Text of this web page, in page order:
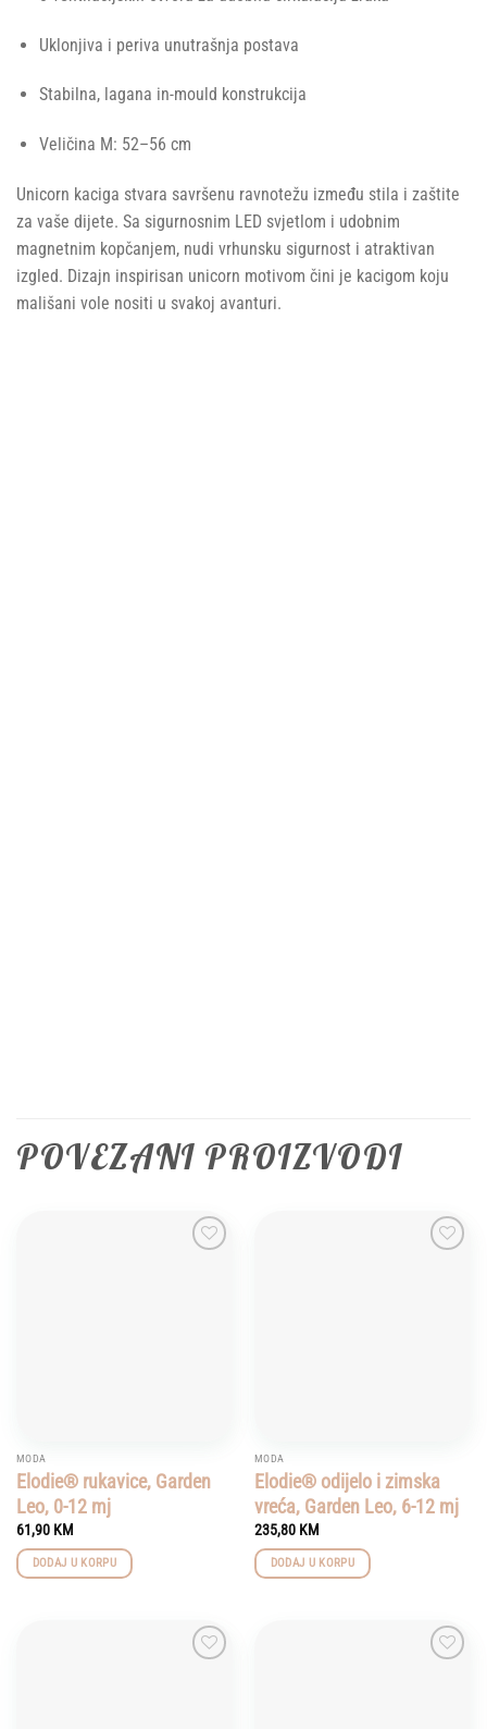
Uklonjiva i periva unutrašnja postava
Stabilna, lagana in-mould konstrukcija
Veličina M: 52–56 cm
Unicorn kaciga stvara savršenu ravnotežu između stila i zaštite
za vaše dijete. Sa sigurnosnim LED svjetlom i udobnim
magnetnim kopčanjem, nudi vrhunsku sigurnost i atraktivan
izgled. Dizajn inspirisan unicorn motivom čini je kacigom koju
mališani vole nositi u svakoj avanturi.
POVEZANI PROIZVODI
MODA
Elodie® rukavice, Garden
Leo, 0-12 mj
61,90 KM
DODAJ U KORPU
MODA
Elodie® odijelo i zimska
vreća, Garden Leo, 6-12 mj
235,80 KM
DODAJ U KORPU